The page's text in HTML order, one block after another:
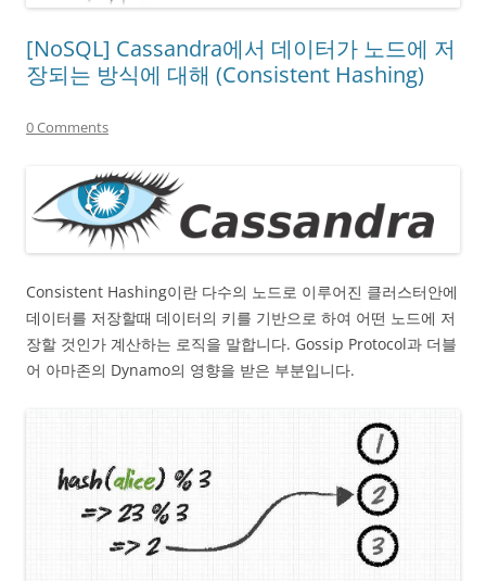
[NoSQL] Cassandra에서 데이터가 노드에 저
장되는 방식에 대해 (Consistent Hashing)
0 Comments
Consistent Hashing이란 다수의 노드로 이루어진 클러스터안에
데이터를 저장할때 데이터의 키를 기반으로 하여 어떤 노드에 저
장할 것인가 계산하는 로직을 말합니다. Gossip Protocol과 더블
어 아마존의 Dynamo의 영향을 받은 부분입니다.